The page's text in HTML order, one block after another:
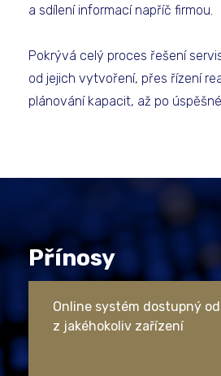
a sdílení informací napříč firmou.
Pokrývá celý proces řešení
od jejich vytvoření, přes řízení
plánování kapacit, až po
Přínosy
Online systém dostupný
z jakéhokoliv zařízení